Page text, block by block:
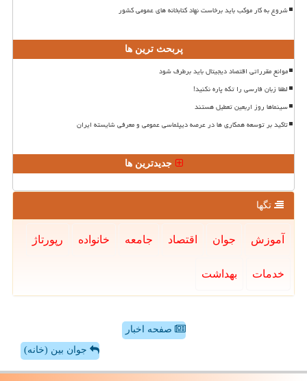
شروع به کار موکب باید برخاست نهاد کتابخانه های عمومی کشور
پربحث ترین ها
موانع مقرراتی اقتصاد دیجیتال باید برطرف شود
لطفا زبان فارسی را تکه پاره نکنید!
سینماها روز اربعین تعطیل هستند
تاکید بر توسعه همکاری ها در عرصه دیپلماسی عمومی و معرفی شایسته ایران
جدیدترین ها
تگها
آموزش جوان اقتصاد جامعه خانواده رپورتاژ
خدمات بهداشت
صفحه اخبار
جوان بین (خانه)